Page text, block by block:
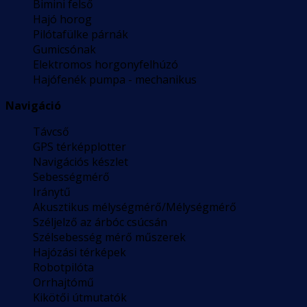
Bimini felső
Hajó horog
Pilótafülke párnák
Gumicsónak
Elektromos horgonyfelhúzó
Hajófenék pumpa - mechanikus
Navigáció
Távcső
GPS térképplotter
Navigációs készlet
Sebességmérő
Iránytű
Akusztikus mélységmérő/Mélységmérő
Széljelző az árbóc csúcsán
Szélsebesség mérő műszerek
Hajózási térképek
Robotpilóta
Orrhajtómű
Kikötői útmutatók